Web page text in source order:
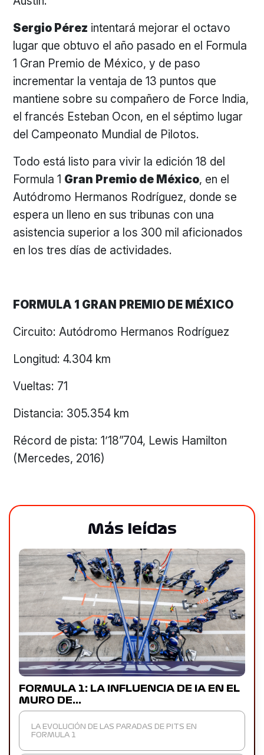
Sergio Pérez intentará mejorar el octavo
lugar que obtuvo el año pasado en el Formula
1 Gran Premio de México, y de paso
incrementar la ventaja de 13 puntos que
mantiene sobre su compañero de Force India,
el francés Esteban Ocon, en el séptimo lugar
del Campeonato Mundial de Pilotos.
Todo está listo para vivir la edición 18 del
Formula 1 Gran Premio de México, en el
Autódromo Hermanos Rodríguez, donde se
espera un lleno en sus tribunas con una
asistencia superior a los 300 mil aficionados
en los tres días de actividades.
FORMULA 1 GRAN PREMIO DE MÉXICO
Circuito: Autódromo Hermanos Rodríguez
Longitud: 4.304 km
Vueltas: 71
Distancia: 305.354 km
Récord de pista: 1’18”704, Lewis Hamilton
(Mercedes, 2016)
Más leídas
FORMULA 1: LA INFLUENCIA DE IA EN EL
MURO DE…
LA EVOLUCIÓN DE LAS PARADAS DE PITS EN
FORMULA 1